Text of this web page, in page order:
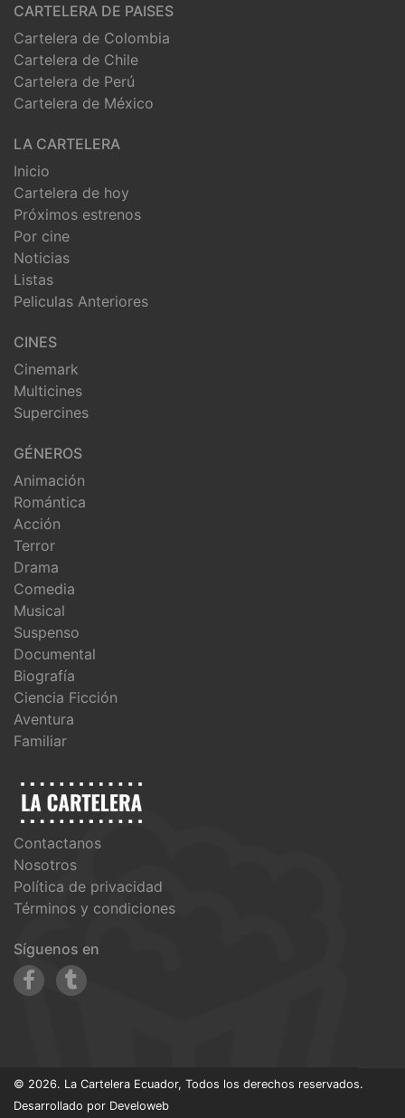
CARTELERA DE PAISES
Cartelera de Colombia
Cartelera de Chile
Cartelera de Perú
Cartelera de México
LA CARTELERA
Inicio
Cartelera de hoy
Próximos estrenos
Por cine
Noticias
Listas
Peliculas Anteriores
CINES
Cinemark
Multicines
Supercines
GÉNEROS
Animación
Romántica
Acción
Terror
Drama
Comedia
Musical
Suspenso
Documental
Biografía
Ciencia Ficción
Aventura
Familiar
Contactanos
Nosotros
Política de privacidad
Términos y condiciones
Síguenos en
© 2026. La Cartelera Ecuador, Todos los derechos reservados.
Desarrollado por Develoweb